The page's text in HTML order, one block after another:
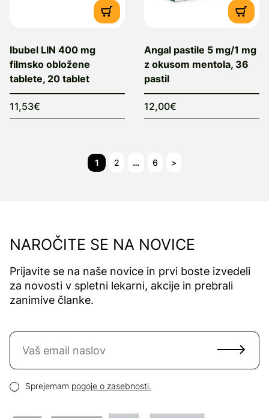
Ibubel LIN 400 mg
filmsko obložene
tablete, 20 tablet
11,53€
Angal pastile 5 mg/1 mg
z okusom mentola, 36
pastil
12,00€
1 2 … 6 >
NAROČITE SE NA NOVICE
Prijavite se na naše novice in prvi boste izvedeli
za novosti v spletni lekarni, akcije in prebrali
zanimive članke.
Naročite se na novice
Pogoji zasebnosti
Sprejemam pogoje o zasebnosti.